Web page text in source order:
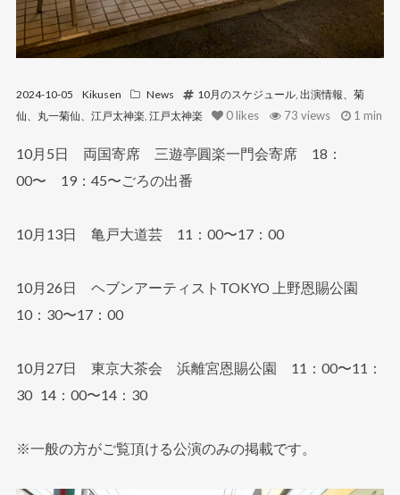
2024-10-05 Kikusen News 10月のスケジュール, 出演情報、菊
仙、丸一菊仙、江戸太神楽 江戸太神楽 0 likes 73 views 1 min
10月5日 両国寄席 三遊亭圓楽一門会寄席 18：
00〜 19：45〜ごろの出番
10月13日 亀戸大道芸 11：00〜17：00
10月26日 ヘブンアーティストTOKYO 上野恩賜公園
10：30〜17：00
10月27日 東京大茶会 浜離宮恩賜公園 11：00〜11：
30 14：00〜14：30
※一般の方がご覧頂ける公演のみの掲載です。